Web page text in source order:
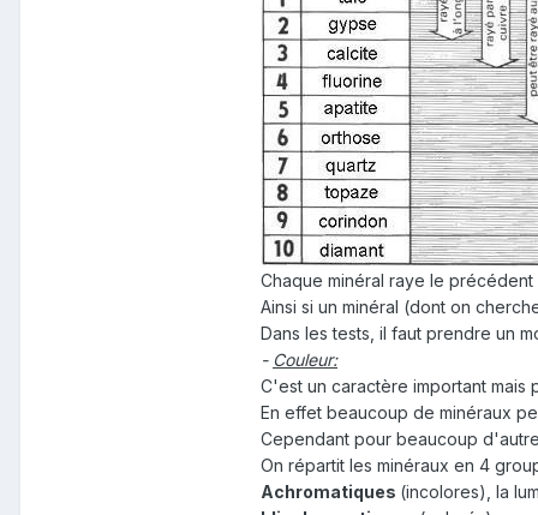
Chaque minéral raye le
Ainsi si un minéral (dont on
Dans les tests, il faut prendre un
- Couleur:
C'est un caractère important mais
En effet beaucoup de minéraux
Cependant pour beaucoup
On répartit les minéraux en 4
Achromatiques (incolores), la